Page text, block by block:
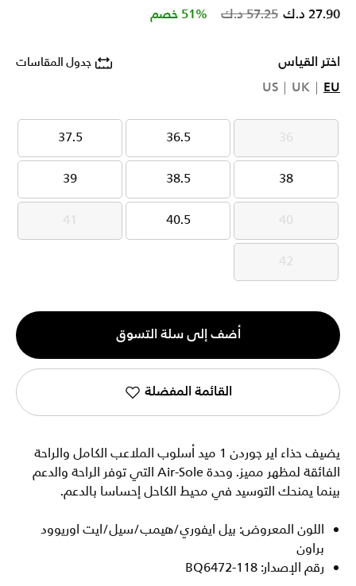
Price reduced from
57.25 د.ك to 27.90 د.ك 51% خصم
اختر القياس جدول المقاسات
EU
UK
US
36
36
36.5
36.5
37.5
37.5
38
38
38.5
38.5
39
39
40
40
40.5
40.5
41
41
42
42
الكمية
1
أضف إلى سلة التسوق
القائمة المفضلة
يضيف حذاء اير جوردن 1 ميد أسلوب الملاعب الكامل والراحة
الفائقة لمظهر مميز. وحدة Air-Sole التي توفر الراحة والدعم
بينما يمنحك التوسيد في محيط الكاحل إحساسا بالدعم.
اللون المعروض: بيل ايفوري/هيمب/سيل/ايت اوريوود
براون
رقم الإصدار: BQ6472-118